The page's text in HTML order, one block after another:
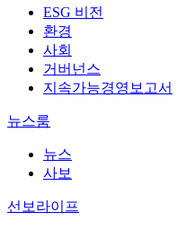
ESG 비전
환경
사회
거버넌스
지속가능경영보고서
뉴스룸
뉴스
사보
선보라이프